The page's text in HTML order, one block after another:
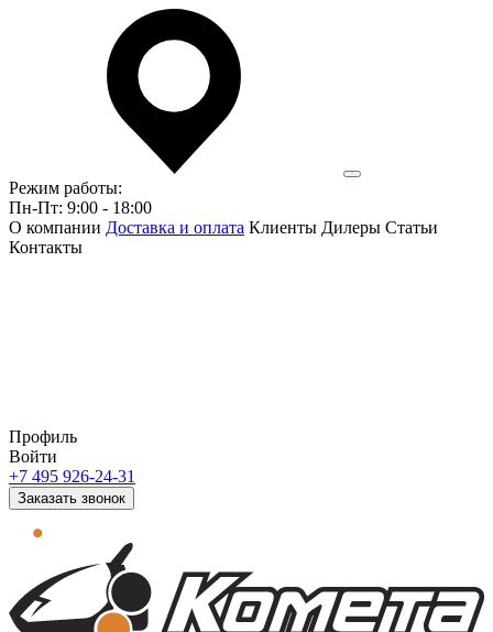
Режим работы:
Пн-Пт: 9:00 - 18:00
О компании Доставка и оплата Клиенты Дилеры Статьи
Контакты
Профиль
Войти
+7 495 926-24-31
Заказать звонок